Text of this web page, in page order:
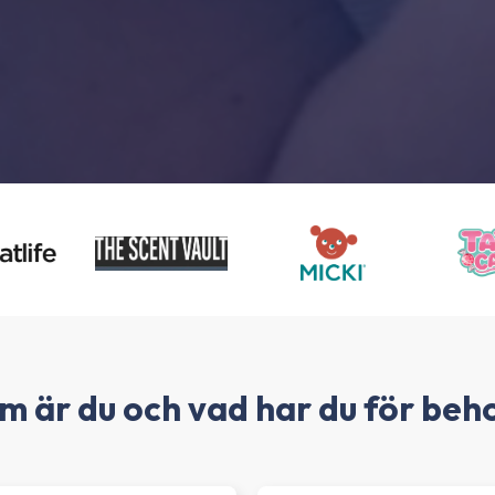
är du och vad har du för